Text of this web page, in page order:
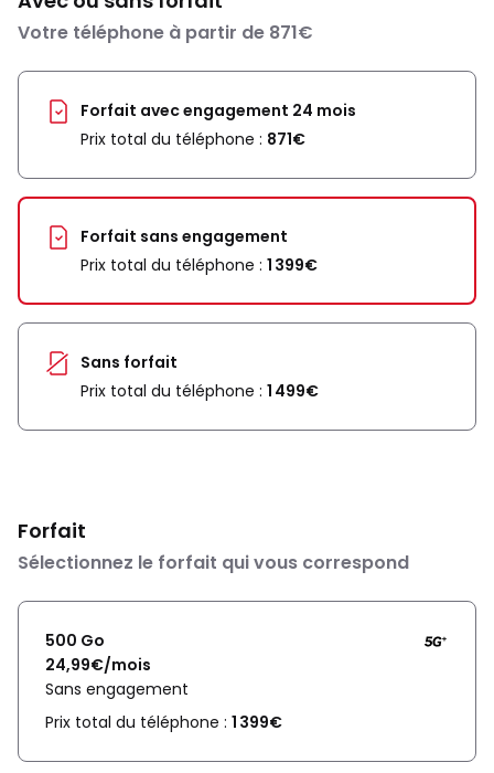
Votre téléphone à partir de 871€
Forfait avec engagement 24 mois
Prix total du téléphone : 871€
Forfait sans engagement
Prix total du téléphone : 1 399€
Sans forfait
Prix total du téléphone : 1 499€
Forfait
Sélectionnez le forfait qui vous correspond
500 Go
24,99€/mois
Sans engagement
Prix total du téléphone : 1 399€